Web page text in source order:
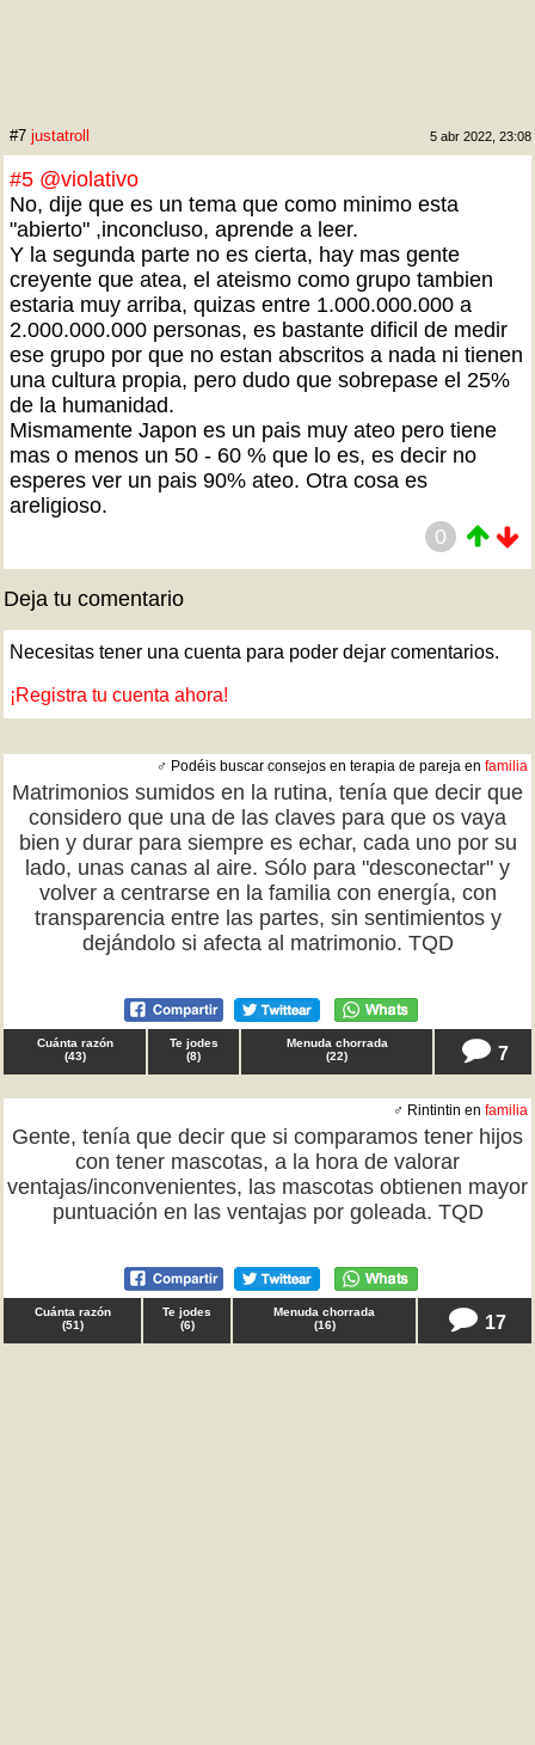
#7 justatroll 5 abr 2022, 23:08
#5 @violativo
No, dije que es un tema que como minimo esta
"abierto" ,inconcluso, aprende a leer.
Y la segunda parte no es cierta, hay mas gente
creyente que atea, el ateismo como grupo tambien
estaria muy arriba, quizas entre 1.000.000.000 a
2.000.000.000 personas, es bastante dificil de medir
ese grupo por que no estan abscritos a nada ni tienen
una cultura propia, pero dudo que sobrepase el 25%
de la humanidad.
Mismamente Japon es un pais muy ateo pero tiene
mas o menos un 50 - 60 % que lo es, es decir no
esperes ver un pais 90% ateo. Otra cosa es
areligioso.
0
Deja tu comentario
Necesitas tener una cuenta para poder dejar comentarios.
¡Registra tu cuenta ahora!
♂ Podéis buscar consejos en terapia de pareja en familia
Matrimonios sumidos en la rutina, tenía que decir que
considero que una de las claves para que os vaya
bien y durar para siempre es echar, cada uno por su
lado, unas canas al aire. Sólo para "desconectar" y
volver a centrarse en la familia con energía, con
transparencia entre las partes, sin sentimientos y
dejándolo si afecta al matrimonio. TQD
Cuánta razón
(43)
Te jodes
(8)
Menuda chorrada
(22) 7
♂ Rintintin en familia
Gente, tenía que decir que si comparamos tener hijos
con tener mascotas, a la hora de valorar
ventajas/inconvenientes, las mascotas obtienen mayor
puntuación en las ventajas por goleada. TQD
Cuánta razón
(51)
Te jodes
(6)
Menuda chorrada
(16) 17